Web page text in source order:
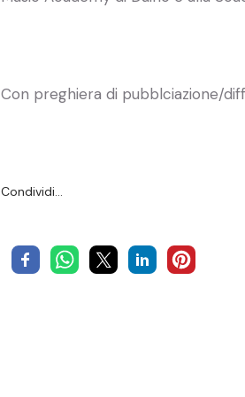
Con preghiera di pubblciazione/
Condividi…